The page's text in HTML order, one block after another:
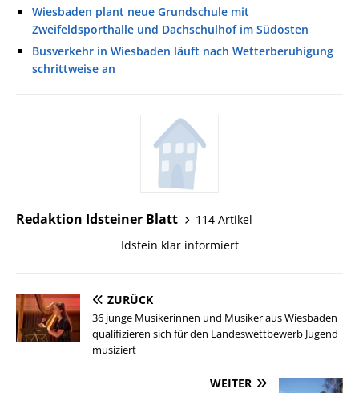
Wiesbaden plant neue Grundschule mit
Zweifeldsporthalle und Dachschulhof im Südosten
Busverkehr in Wiesbaden läuft nach Wetterberuhigung
schrittweise an
Redaktion Idsteiner Blatt
114 Artikel
Idstein klar informiert
ZURÜCK
36 junge Musikerinnen und Musiker aus Wiesbaden
qualifizieren sich für den Landeswettbewerb Jugend
musiziert
WEITER